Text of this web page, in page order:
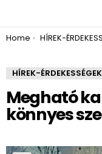
You are here:
Home HÍREK-ÉRDEKESSÉGEK
HÍREK-ÉRDEKESSÉGEK
Megható
könnyes